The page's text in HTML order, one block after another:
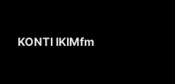
KONTI IKIMfm